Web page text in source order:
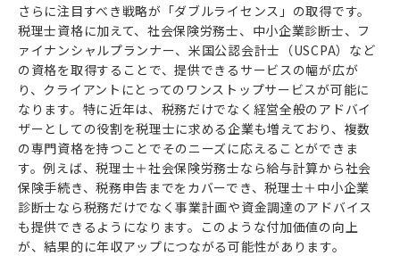
さらに注目すべき戦略が「ダブルライセンス」の取得です。
税理士資格に加えて、社会保険労務士、中小企業診断士、フ
ァイナンシャルプランナー、米国公認会計士（USCPA）など
の資格を取得することで、提供できるサービスの幅が広が
り、クライアントにとってのワンストップサービスが可能に
なります。特に近年は、税務だけでなく経営全般のアドバイ
ザーとしての役割を税理士に求める企業も増えており、複数
の専門資格を持つことでそのニーズに応えることができま
す。例えば、税理士＋社会保険労務士なら給与計算から社会
保険手続き、税務申告までをカバーでき、税理士＋中小企業
診断士なら税務だけでなく事業計画や資金調達のアドバイス
も提供できるようになります。このような付加価値の向上
が、結果的に年収アップにつながる可能性があります。